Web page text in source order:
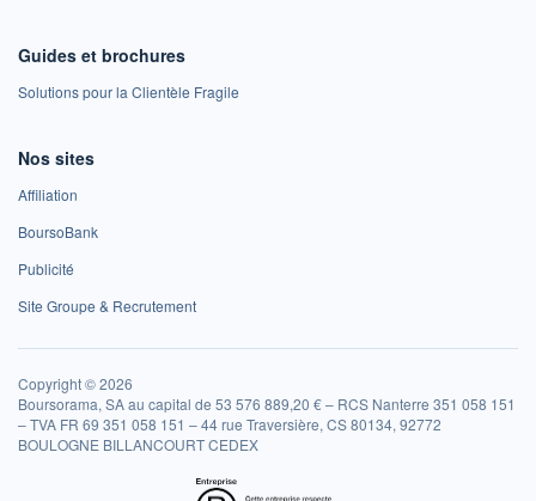
Guides et brochures
Solutions pour la Clientèle Fragile
Nos sites
Affiliation
BoursoBank
Publicité
Site Groupe & Recrutement
Copyright © 2026
Boursorama, SA au capital de 53 576 889,20 € – RCS Nanterre 351 058 151
– TVA FR 69 351 058 151 – 44 rue Traversière, CS 80134, 92772
BOULOGNE BILLANCOURT CEDEX